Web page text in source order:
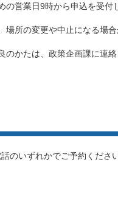
の営業日9時から申込を受付
場所の変更や中止になる場合
のかたは、政策企画課に連
のいずれかでご予約ください